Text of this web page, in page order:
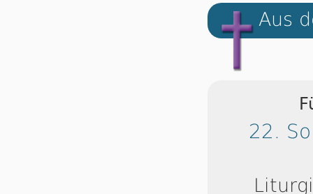
Aus
22.